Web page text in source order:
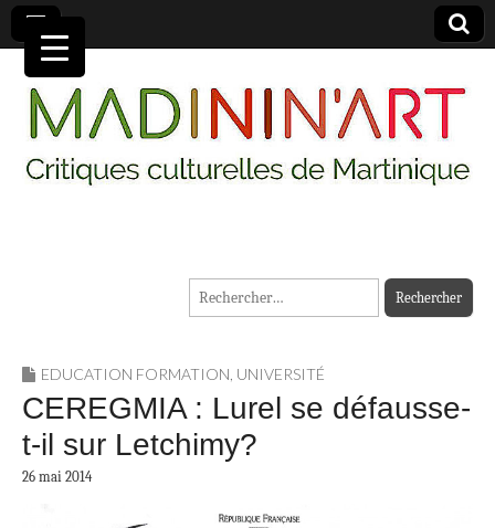
MADININ'ART
Rechercher :
EDUCATION FORMATION, UNIVERSITÉ
CEREGMIA : Lurel se défausse-
t-il sur Letchimy?
26 mai 2014